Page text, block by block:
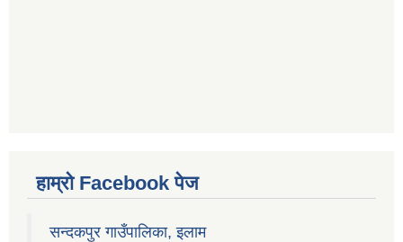
हाम्रो Facebook पेज
सन्दकपुर गाउँपालिका, इलाम